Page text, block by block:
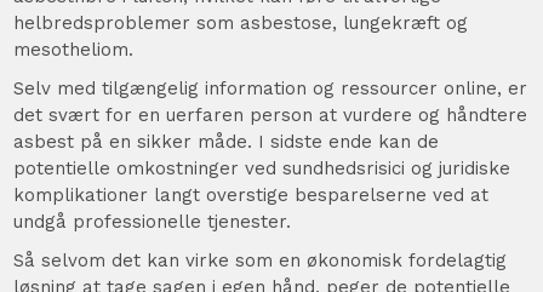
helbredsproblemer som asbestose, lungekræft og
mesotheliom.
Selv med tilgængelig information og ressourcer online, er
det svært for en uerfaren person at vurdere og håndtere
asbest på en sikker måde. I sidste ende kan de
potentielle omkostninger ved sundhedsrisici og juridiske
komplikationer langt overstige besparelserne ved at
undgå professionelle tjenester.
Så selvom det kan virke som en økonomisk fordelagtig
løsning at tage sagen i egen hånd, peger de potentielle